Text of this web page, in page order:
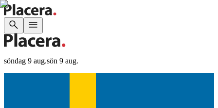
söndag 9 aug.sön 9 aug.